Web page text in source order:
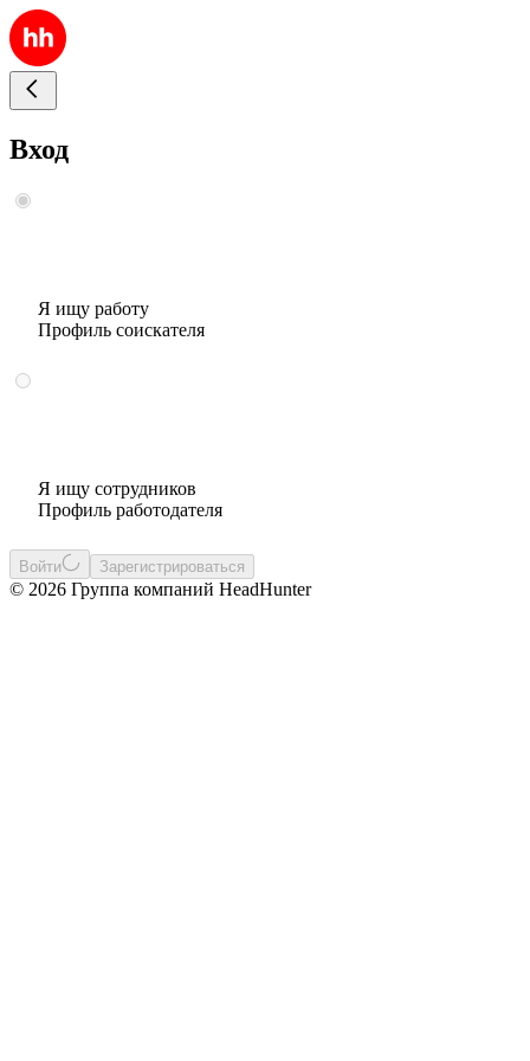
Вход
Я ищу работу
Профиль соискателя
Я ищу сотрудников
Профиль работодателя
Войти Зарегистрироваться
© 2026 Группа компаний HeadHunter